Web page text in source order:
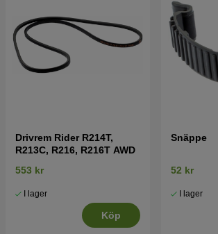
Tryck här för sprängskiss till Rider
Transmission Tuff Torq K46H
Drivrem Rider R214T,
R213C, R216, R216T AWD
553 kr
I lager
Köp
Snäppe
52 kr
I lager